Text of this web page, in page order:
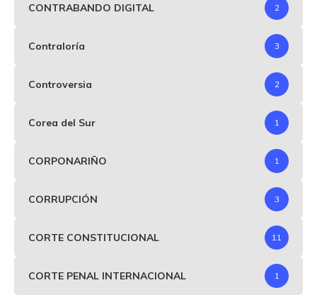
CONTRABANDO DIGITAL 2
Contraloría 3
Controversia 2
Corea del Sur 1
CORPONARIÑO 1
CORRUPCIÓN 3
CORTE CONSTITUCIONAL 11
CORTE PENAL INTERNACIONAL 1